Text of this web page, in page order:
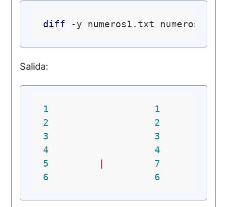
diff
Salida:
1
1
2
2
3
3
4
4
5
|
7
6
6